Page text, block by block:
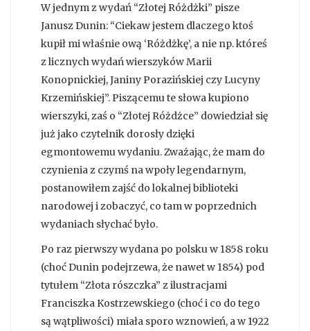
W jednym z wydań “Złotej Różdżki” pisze
Janusz Dunin: “Ciekaw jestem dlaczego ktoś
kupił mi właśnie ową ‘Różdżkę’, a nie np. któreś
z licznych wydań wierszyków Marii
Konopnickiej, Janiny Porazińskiej czy Lucyny
Krzemińskiej”. Piszącemu te słowa kupiono
wierszyki, zaś o “Złotej Różdżce” dowiedział się
już jako czytelnik dorosły dzięki
egmontowemu wydaniu. Zważając, że mam do
czynienia z czymś na wpoły legendarnym,
postanowiłem zajść do lokalnej biblioteki
narodowej i zobaczyć, co tam w poprzednich
wydaniach słychać było.
Po raz pierwszy wydana po polsku w 1858 roku
(choć Dunin podejrzewa, że nawet w 1854) pod
tytułem “Złota rószczka” z ilustracjami
Franciszka Kostrzewskiego (choć i co do tego
są wątpliwości) miała sporo wznowień, a w 1922